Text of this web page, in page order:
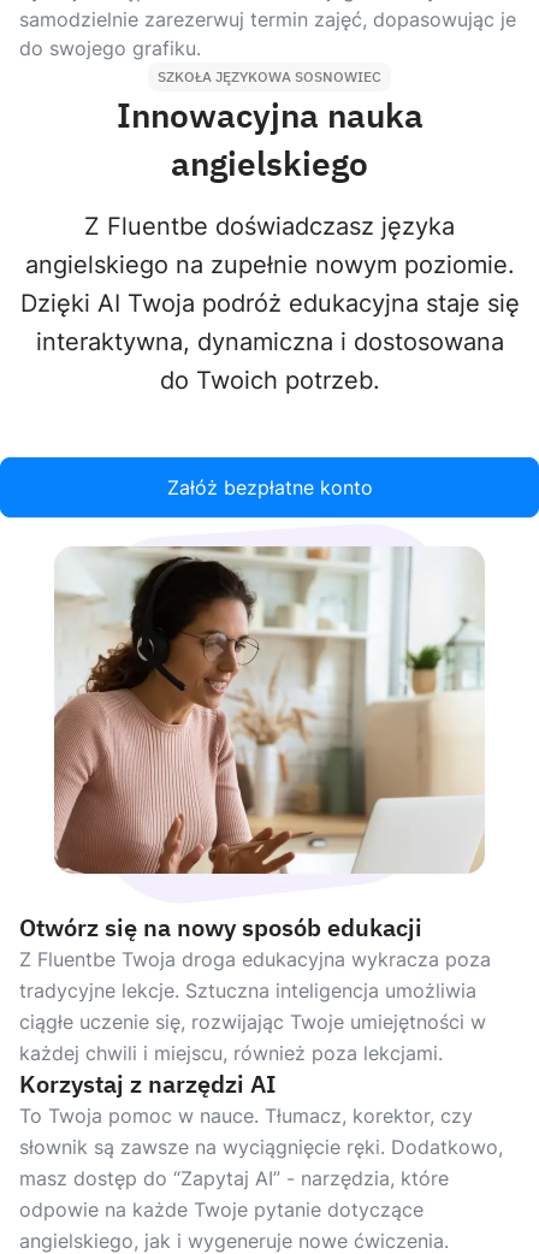
samodzielnie zarezerwuj termin zajęć, dopasowując je
do swojego grafiku.
SZKOŁA JĘZYKOWA SOSNOWIEC
Innowacyjna nauka
angielskiego
Z Fluentbe doświadczasz języka
angielskiego na zupełnie nowym poziomie.
Dzięki AI Twoja podróż edukacyjna staje się
interaktywna, dynamiczna i dostosowana
do Twoich potrzeb.
Załóż bezpłatne konto
Otwórz się na nowy sposób edukacji
Z Fluentbe Twoja droga edukacyjna wykracza poza
tradycyjne lekcje. Sztuczna inteligencja umożliwia
ciągłe uczenie się, rozwijając Twoje umiejętności w
każdej chwili i miejscu, również poza lekcjami.
Korzystaj z narzędzi AI
To Twoja pomoc w nauce. Tłumacz, korektor, czy
słownik są zawsze na wyciągnięcie ręki. Dodatkowo,
masz dostęp do “Zapytaj AI” - narzędzia, które
odpowie na każde Twoje pytanie dotyczące
angielskiego, jak i wygeneruje nowe ćwiczenia.